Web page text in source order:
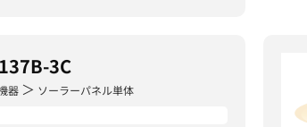
3C
器 ＞ ソーラーパネル単体